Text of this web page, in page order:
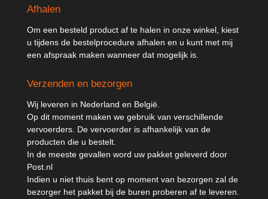
Afhalen
Om een besteld product af te halen in onze winkel, kiest
u tijdens de bestelprocedure afhalen en u kunt met mij
een afspraak maken wanneer dat mogelijk is.
Verzenden en bezorgen
Wij leveren in Nederland en België.
Op dit moment maken we gebruik van verschillende
vervoerders. De vervoerder is afhankelijk van de
producten die u bestelt.
In de meeste gevallen word uw pakket geleverd door
Post.nl
Indien u niet thuis bent op moment van bezorgen zal de
bezorger het pakket bij de buren proberen af te leveren.